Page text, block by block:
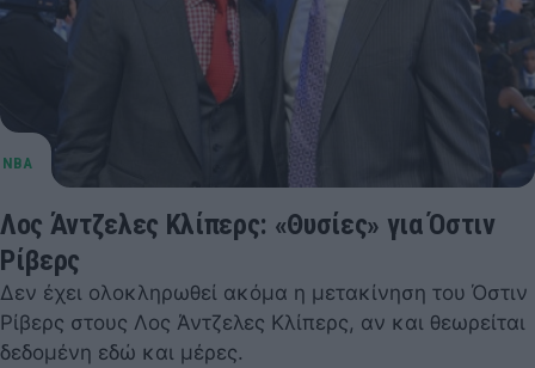
Λος Άντζελες Κλίπερς: «Θυσίες» για Όστιν
Ρίβερς
Δεν έχει ολοκληρωθεί ακόμα η μετακίνηση του Όστιν
Ρίβερς στους Λος Άντζελες Κλίπερς, αν και θεωρείται
δεδομένη εδώ και μέρες.